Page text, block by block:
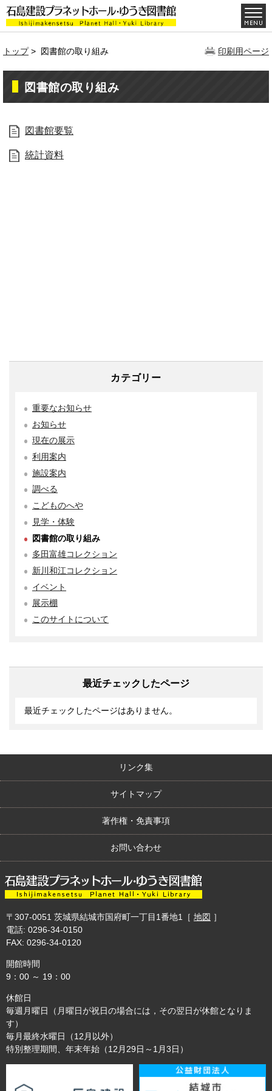
印刷用ページ
トップ> 図書館の取り組み
図書館の取り組み
図書館要覧
統計資料
カテゴリー
重要なお知らせ
お知らせ
現在の展示
利用案内
施設案内
調べる
こどものへや
見学・体験
図書館の取り組み
多田富雄コレクション
新川和江コレクション
イベント
展示棚
このサイトについて
最近チェックしたページ
最近チェックしたページはありません。
リンク集
サイトマップ
著作権・免責事項
お問い合わせ
〒307-0051 茨城県結城市国府町一丁目1番地1 ［ 地図 ］
電話: 0296-34-0150
FAX: 0296-34-0120
開館時間
9：00 ～ 19：00
休館日
毎週月曜日（月曜日が祝日の場合には，その翌日が休館となりま
す）
毎月最終水曜日（12月以外）
特別整理期間、年末年始（12月29日～1月3日）